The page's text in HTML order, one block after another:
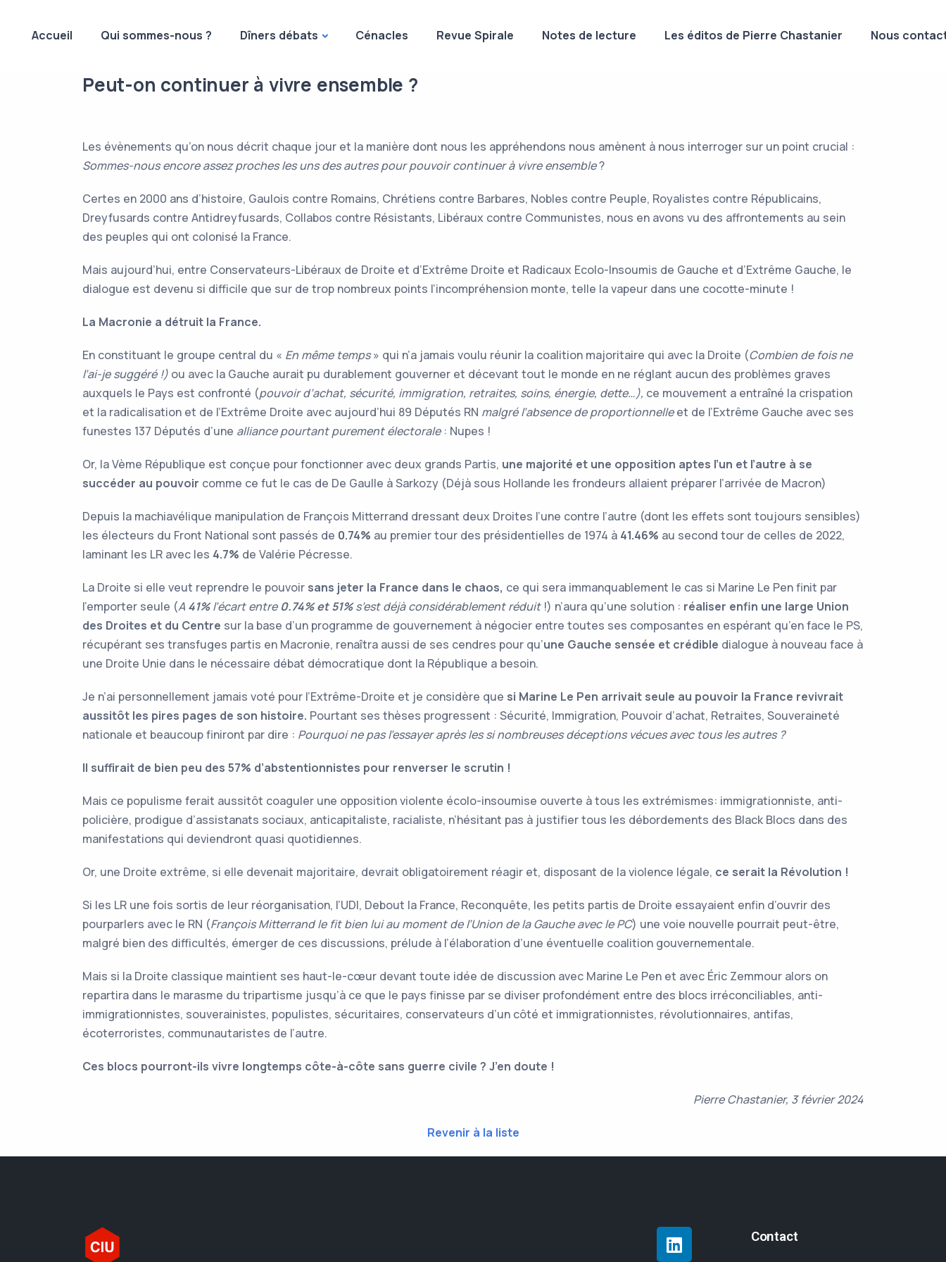
Accueil Qui sommes-nous ? Dîners débats Cénacles Revue Spirale Notes de lecture Les éditos de Pierre Chastanier Nous
Peut-on continuer à vivre ensemble ?
Les évènements qu’on nous décrit chaque jour et la manière dont nous les appréhendons nous amènent à nous interroger sur un point crucial :
Sommes-nous encore assez proches les uns des autres pour pouvoir continuer à vivre ensemble?
Certes en 2000 ans d’histoire, Gaulois contre Romains, Chrétiens contre Barbares, Nobles contre Peuple, Royalistes contre Républicains,
Dreyfusards contre Antidreyfusards, Collabos contre Résistants, Libéraux contre Communistes, nous en avons vu des affrontements au sein
des peuples qui ont colonisé la France.
Mais aujourd’hui, entre Conservateurs-Libéraux de Droite et d’Extrême Droite et Radicaux Ecolo-Insoumis de Gauche et d’Extrême Gauche, le
dialogue est devenu si difficile que sur de trop nombreux points l’incompréhension monte, telle la vapeur dans une cocotte-minute !
La Macronie a détruit la France.
En constituant le groupe central du « En même temps» qui n’a jamais voulu réunir la coalition majoritaire qui avec la Droite (Combien de fois ne
l’ai-je suggéré !) ou avec la Gauche aurait pu durablement gouverner et décevant tout le monde en ne réglant aucun des problèmes graves
auxquels le Pays est confronté (pouvoir d’achat, sécurité, immigration, retraites, soins, énergie, dette…), ce mouvement a entraîné la crispation
et la radicalisation et de l’Extrême Droite avec aujourd’hui 89 Députés RN malgré l’absence de proportionnelleet de l’Extrême Gauche avec ses
funestes 137 Députés d’une alliance pourtant purement électorale: Nupes !
Or, la Vème République est conçue pour fonctionner avec deux grands Partis, une majorité et une opposition aptes l’un et l’autre à se
succéder au pouvoir comme ce fut le cas de De Gaulle à Sarkozy (Déjà sous Hollande les frondeurs allaient préparer l’arrivée de Macron)
Depuis la machiavélique manipulation de François Mitterrand dressant deux Droites l’une contre l’autre (dont les effets sont toujours sensibles)
les électeurs du Front National sont passés de 0.74% au premier tour des présidentielles de 1974 à 41.46% au second tour de celles de 2022,
laminant les LR avec les 4.7% de Valérie Pécresse.
La Droite si elle veut reprendre le pouvoir sans jeter la France dans le chaos, ce qui sera immanquablement le cas si Marine Le Pen finit par
l’emporter seule (A 41%l’écart entre 0.74% et 51%s’est déjà considérablement réduit!) n’aura qu’une solution : réaliser enfin une large Union
des Droites et du Centre sur la base d’un programme de gouvernement à négocier entre toutes ses composantes en espérant qu’en face le PS,
récupérant ses transfuges partis en Macronie, renaîtra aussi de ses cendres pour qu’une Gauche sensée et crédible dialogue à nouveau face à
une Droite Unie dans le nécessaire débat démocratique dont la République a besoin.
Je n’ai personnellement jamais voté pour l’Extrême-Droite et je considère que si Marine Le Pen arrivait seule au pouvoir la France revivrait
aussitôt les pires pages de son histoire. Pourtant ses thèses progressent : Sécurité, Immigration, Pouvoir d’achat, Retraites, Souveraineté
nationale et beaucoup finiront par dire : Pourquoi ne pas l’essayer après les si nombreuses déceptions vécues avec tous les autres ?
Il suffirait de bien peu des 57% d’abstentionnistes pour renverser le scrutin !
Mais ce populisme ferait aussitôt coaguler une opposition violente écolo-insoumise ouverte à tous les extrémismes: immigrationniste, anti-
policière, prodigue d’assistanats sociaux, anticapitaliste, racialiste, n’hésitant pas à justifier tous les débordements des Black Blocs dans des
manifestations qui deviendront quasi quotidiennes.
Or, une Droite extrême, si elle devenait majoritaire, devrait obligatoirement réagir et, disposant de la violence légale, ce serait la Révolution !
Si les LR une fois sortis de leur réorganisation, l’UDI, Debout la France, Reconquête, les petits partis de Droite essayaient enfin d’ouvrir des
pourparlers avec le RN (François Mitterrand le fit bien lui au moment de l’Union de la Gauche avec le PC) une voie nouvelle pourrait peut-être,
malgré bien des difficultés, émerger de ces discussions, prélude à l’élaboration d’une éventuelle coalition gouvernementale.
Mais si la Droite classique maintient ses haut-le-cœur devant toute idée de discussion avec Marine Le Pen et avec Éric Zemmour alors on
repartira dans le marasme du tripartisme jusqu’à ce que le pays finisse par se diviser profondément entre des blocs irréconciliables, anti-
immigrationnistes, souverainistes, populistes, sécuritaires, conservateurs d’un côté et immigrationnistes, révolutionnaires, antifas,
écoterroristes, communautaristes de l’autre.
Ces blocs pourront-ils vivre longtemps côte-à-côte sans guerre civile ? J’en doute !
Pierre Chastanier, 3 février 2024
Revenir à la liste
Contact